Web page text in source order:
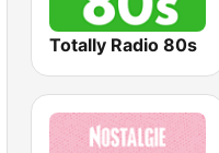
Totally Radio 80s